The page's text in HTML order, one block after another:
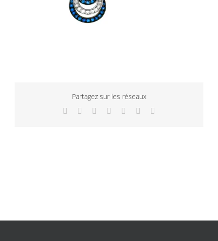
Partagez sur les réseaux
Facebook
TwitterLinkedInWhatsApp
TumblrPinterest